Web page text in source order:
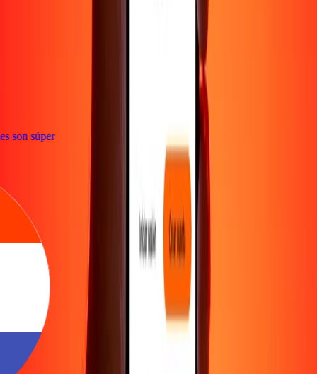
son súper